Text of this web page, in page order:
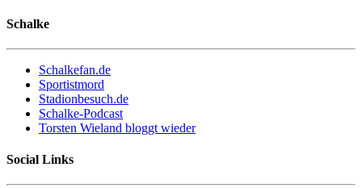
Schalke
Schalkefan.de
Sportistmord
Stadionbesuch.de
Schalke-Podcast
Torsten Wieland bloggt wieder
Social Links